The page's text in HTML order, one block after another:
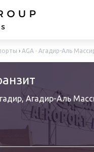
› AGA · Агадир-Аль
Агадир-Аль